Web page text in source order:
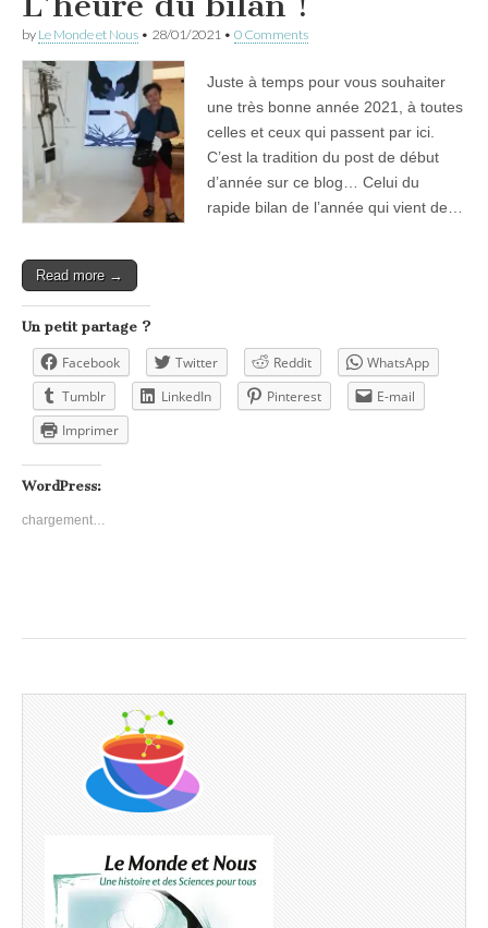
by Le Monde et Nous • 28/01/2021 • 0 Comments
Juste à temps pour vous souhaiter
une très bonne année 2021, à toutes
celles et ceux qui passent par ici.
C’est la tradition du post de début
d’année sur ce blog… Celui du
rapide bilan de l’année qui vient de…
Read more →
Un petit partage ?
Facebook Twitter Reddit
WhatsApp
Tumblr
LinkedIn Pinterest
E-mail
Imprimer
WordPress:
chargement…